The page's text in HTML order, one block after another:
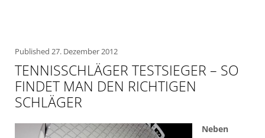
Published 27. Dezember 2012
TENNISSCHLÄGER TESTSIEGER – SO
FINDET MAN DEN RICHTIGEN
SCHLÄGER
Neben